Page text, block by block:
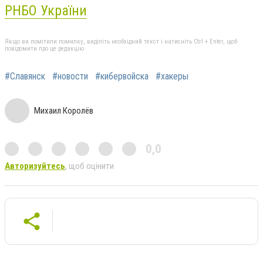
РНБО України
Якщо ви помітили помилку, виділіть необхідний текст і натисніть Ctrl + Enter, щоб
повідомити про це редакцію
#Славянск #новости #кибервойска #хакеры
Михаил Королёв
0,0
Авторизуйтесь, щоб оцінити